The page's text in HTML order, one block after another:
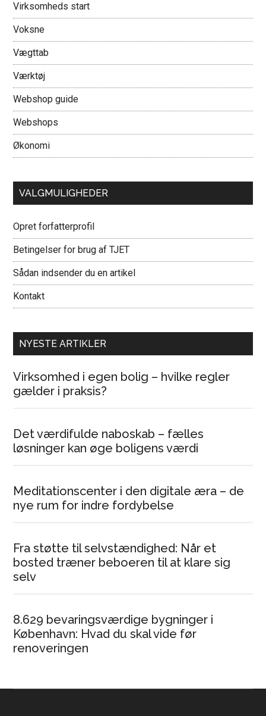
Virksomheds start
Voksne
Vægttab
Værktøj
Webshop guide
Webshops
Økonomi
VALGMULIGHEDER
Opret forfatterprofil
Betingelser for brug af TJET
Sådan indsender du en artikel
Kontakt
NYESTE ARTIKLER
Virksomhed i egen bolig – hvilke regler
gælder i praksis?
Det værdifulde naboskab – fælles
løsninger kan øge boligens værdi
Meditationscenter i den digitale æra – de
nye rum for indre fordybelse
Fra støtte til selvstændighed: Når et
bosted træner beboeren til at klare sig
selv
8.629 bevaringsværdige bygninger i
København: Hvad du skal vide før
renoveringen